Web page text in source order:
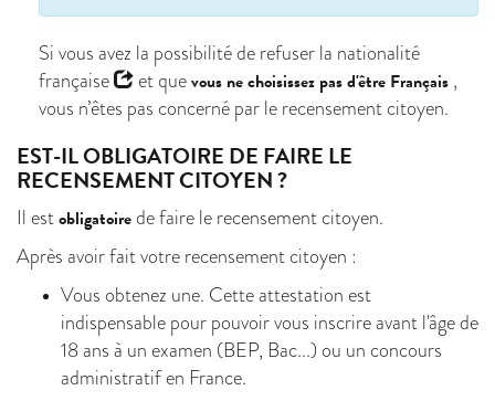
Si vous avez la possibilité de refuser la nationalité
française
et quevous ne choisissez pas d'être Français ,
vous n’êtes pas concerné par le recensement citoyen.
EST-IL OBLIGATOIRE DE FAIRE LE
RECENSEMENT CITOYEN ?
Il estobligatoire de faire le recensement citoyen.
Après avoir fait votre recensement citoyen :
Vous obtenez une. Cette attestation est
indispensable pour pouvoir vous inscrire avant l'âge de
18 ans à un examen (BEP, Bac...) ou un concours
administratif en France.